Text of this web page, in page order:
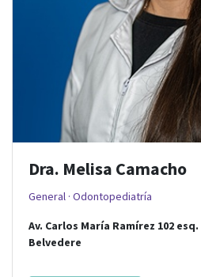
Dra. Melisa Camacho
General · Odontopediatría
Av. Carlos María Ramírez 102 esq.
Belvedere